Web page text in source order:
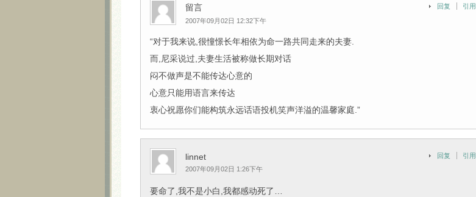
留言
2007年09月02日 12:32下午
回复 引用
“对于我来说,很憧憬长年相依为命一路共同走来的夫妻.
而,尼采说过,夫妻生活被称做长期对话
闷不做声是不能传达心意的
心意只能用语言来传达
衷心祝愿你们能构筑永远话语投机笑声洋溢的温馨家庭.”
linnet
2007年09月02日 1:26下午
回复 引用
要命了,我不是小白,我都感动死了…